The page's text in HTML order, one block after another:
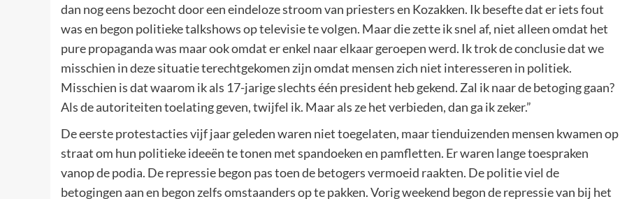
dan nog eens bezocht door een eindeloze stroom van priesters en Kozakken. Ik besefte dat er iets fout
was en begon politieke talkshows op televisie te volgen. Maar die zette ik snel af, niet alleen omdat het
pure propaganda was maar ook omdat er enkel naar elkaar geroepen werd. Ik trok de conclusie dat we
misschien in deze situatie terechtgekomen zijn omdat mensen zich niet interesseren in politiek.
Misschien is dat waarom ik als 17-jarige slechts één president heb gekend. Zal ik naar de betoging gaan?
Als de autoriteiten toelating geven, twijfel ik. Maar als ze het verbieden, dan ga ik zeker.”
De eerste protestacties vijf jaar geleden waren niet toegelaten, maar tienduizenden mensen kwamen op
straat om hun politieke ideeën te tonen met spandoeken en pamfletten. Er waren lange toespraken
vanop de podia. De repressie begon pas toen de betogers vermoeid raakten. De politie viel de
betogingen aan en begon zelfs omstaanders op te pakken. Vorig weekend begon de repressie van bij het